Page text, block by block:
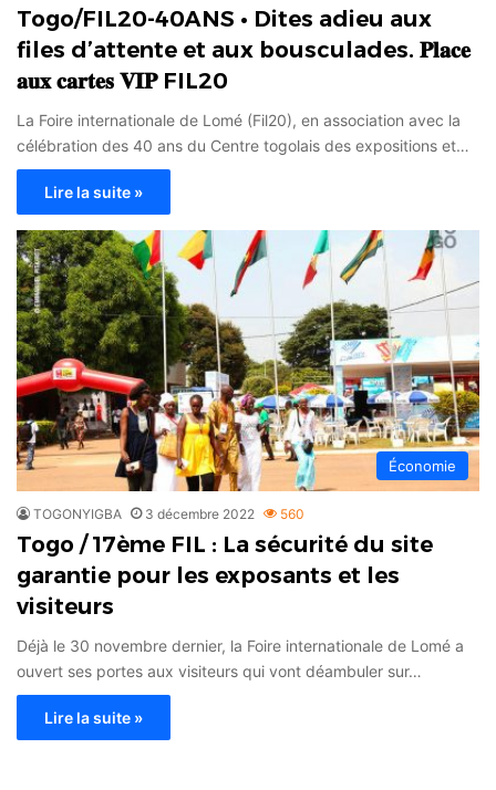
Togo/FIL20-40ANS • Dites adieu aux
files d’attente et aux bousculades. 𝐏𝐥𝐚𝐜𝐞
𝐚𝐮𝐱 𝐜𝐚𝐫𝐭𝐞𝐬 𝐕𝐈𝐏 FIL20
La Foire internationale de Lomé (Fil20), en association avec la
célébration des 40 ans du Centre togolais des expositions et…
Lire la suite »
Économie
TOGONYIGBA 3 décembre 2022 560
Togo / 17ème FIL : La sécurité du site
garantie pour les exposants et les
visiteurs
Déjà le 30 novembre dernier, la Foire internationale de Lomé a
ouvert ses portes aux visiteurs qui vont déambuler sur…
Lire la suite »